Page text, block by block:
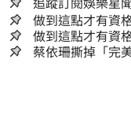
做到這點才有資
做到這點才有資
蔡依珊撕掉「完